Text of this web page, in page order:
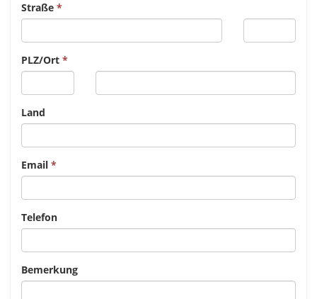
Straße
PLZ/Ort
Land
Email
Telefon
Bemerkung